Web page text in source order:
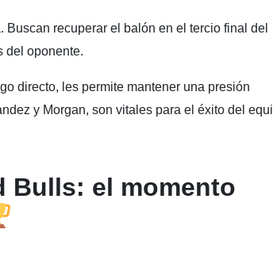
recuperar el balón en el tercio final del
del oponente.
directo, les permite mantener una presión
y Morgan, son vitales para el éxito del
Bulls: el momento